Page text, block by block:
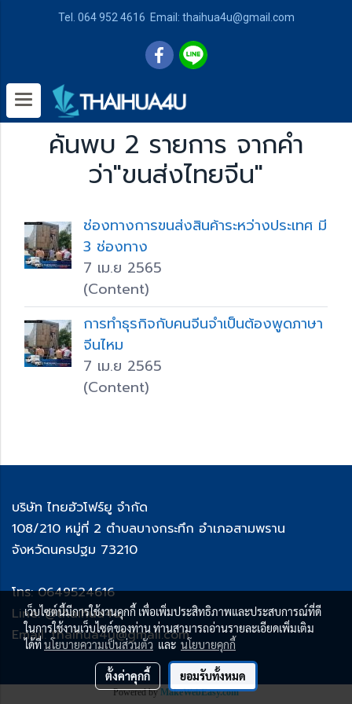
Tel. 064 952 4616 Email: thaihua4u@gmail.com
ค้นพบ 2 รายการ จากคำ
ว่า"ขนส่งไทยจีน"
ช่องทางการขนส่งสินค้าระหว่างประเทศ มี
3 ช่องทาง
7 เม.ย 2565
(Content)
การทำธุรกิจกับคนจีนจำเป็นต้องพูดภาษา
จีนไหม
7 เม.ย 2565
(Content)
บริษัท ไทยฮัวโฟร์ยู จำกัด
108/210 หมู่ที่ 2 ตำบลบางกระทึก อำเภอสามพราน
จังหวัดนครปฐม 73210
โทร: 0649524616
Line: @thaihua4u
Email: thaihua4u@gmail.com
Powered by MakeWebEasy.com
เว็บไซต์นี้มีการใช้งานคุกกี้ เพื่อเพิ่มประสิทธิภาพและประสบการณ์ที่ดี
ในการใช้งานเว็บไซต์ของท่าน ท่านสามารถอ่านรายละเอียดเพิ่มเติม
ได้ที่นโยบายความเป็นส่วนตัว และ นโยบายคุกกี้
ตั้งค่าคุกกี้ ยอมรับทั้งหมด